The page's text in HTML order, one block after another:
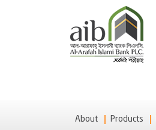
About Products